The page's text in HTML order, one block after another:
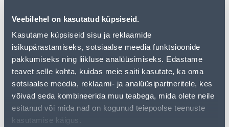
Veebilehel on kasutatud küpsiseid.
Kasutame küpsiseid sisu ja reklaamide
isikupärastamiseks, sotsiaalse meedia funktsioonide
pakkumiseks ning liikluse analüüsimiseks. Edastame
teavet selle kohta, kuidas meie saiti kasutate, ka oma
sotsiaalse meedia, reklaami- ja analüüsipartneritele, kes
võivad seda kombineerida muu teabega, mida olete neile
esitanud või mida nad on kogunud teiepoolse teenuste
kasutamise käigus.
3.19 €
1.91 € / tk
B2 KAANEGA IP54 VALGE
5 .99 €
3.59 € / tk
KAMPAANIA KAMPAANIA